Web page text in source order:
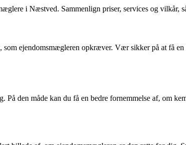
i Næstved. Sammenlign priser, services og vilkår,
ejendomsmægleren opkræver. Vær sikker på at få en
den måde kan du få en bedre fornemmelse af, om